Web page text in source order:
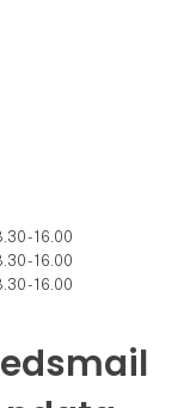
- 16.00
- 16.00
- 16.00